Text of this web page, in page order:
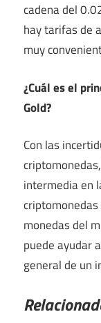
cadena del
hay tarifas de
muy
¿Cuál es el
Gold?
Con las
intermedia en
monedas del
puede ayudar
general de un